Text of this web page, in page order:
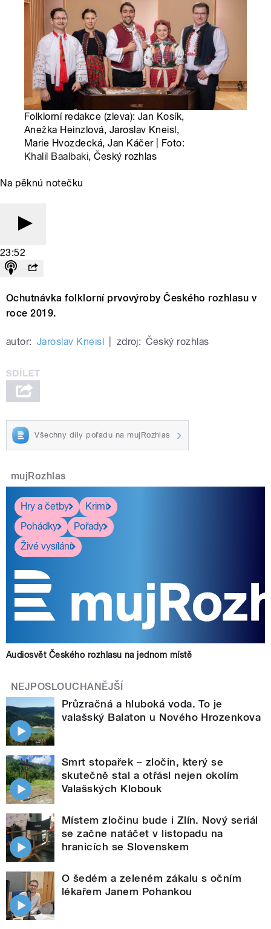
Folklorní redakce (zleva): Jan Kosík,
Anežka Heinzlová, Jaroslav Kneisl,
Marie Hvozdecká, Jan Káčer | Foto:
Khalil Baalbaki, Český rozhlas
Na pěknú notečku
23:52
Ochutnávka folklorní prvovýroby Českého rozhlasu v
roce 2019.
autor: Jaroslav Kneisl zdroj: Český rozhlas
Všechny díly pořadu na mujRozhlas
mujRozhlas
Hry a četby
Krimi
Pohádky
Pořady
Živé vysílání
Audiosvět Českého rozhlasu na jednom místě
NEJPOSLOUCHANĚJŠÍ
Průzračná a hluboká voda. To je
valašský Balaton u Nového Hrozenkova
Smrt stopařek – zločin, který se
skutečně stal a otřásl nejen okolím
Valašských Klobouk
Místem zločinu bude i Zlín. Nový seriál
se začne natáčet v listopadu na
hranicích se Slovenskem
O šedém a zeleném zákalu s očním
lékařem Janem Pohankou